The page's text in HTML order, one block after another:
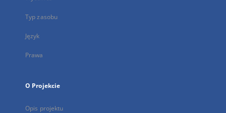
Typ zasobu
Język
Prawa
O Projekcie
Opis projektu